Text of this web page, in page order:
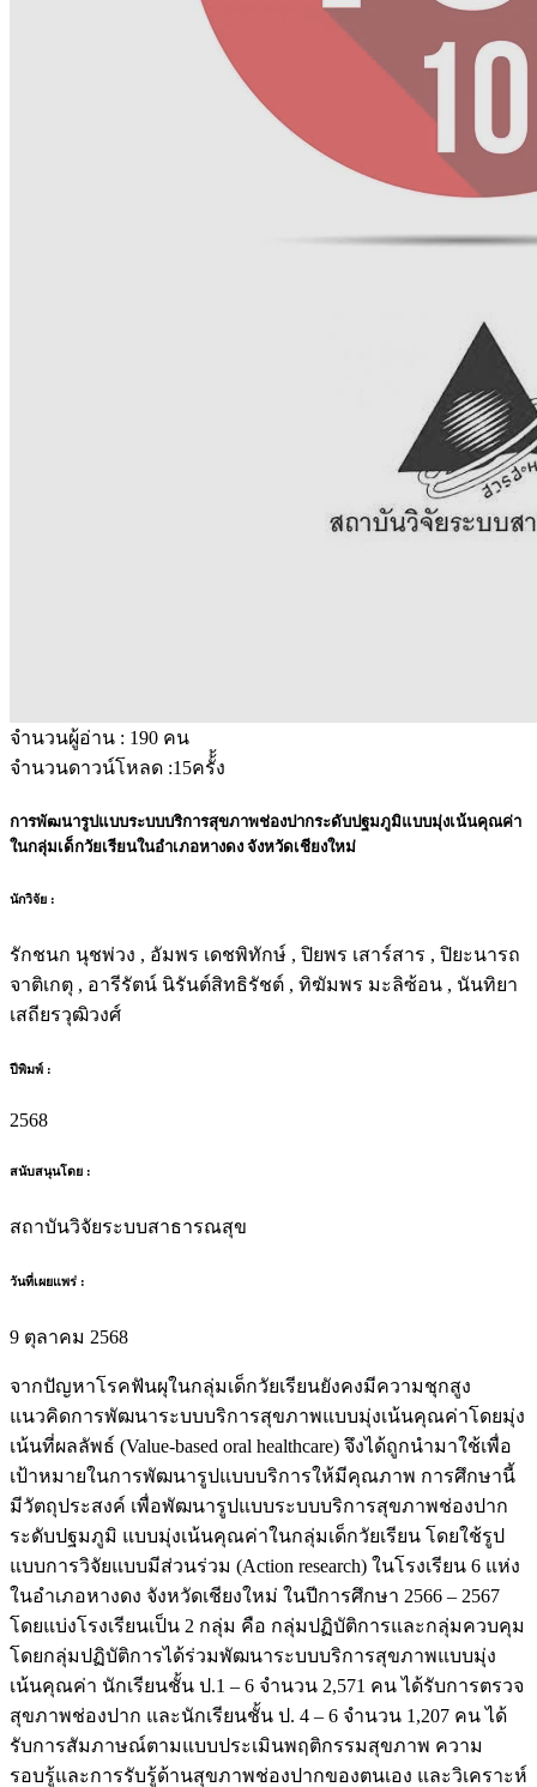
จำนวนผู้อ่าน : 190 คน
จำนวนดาวน์โหลด :15ครั้้ง
การพัฒนารูปแบบระบบบริการสุขภาพช่องปากระดับปฐมภูมิแบบมุ่งเน้นคุณค่า
ในกลุ่มเด็กวัยเรียนในอำเภอหางดง จังหวัดเชียงใหม่
นักวิจัย :
รักชนก นุชพ่วง , อัมพร เดชพิทักษ์ , ปิยพร เสาร์สาร , ปิยะนารถ
จาติเกตุ , อารีรัตน์ นิรันต์สิทธิรัชต์ , ทิฆัมพร มะลิซ้อน , นันทิยา
เสถียรวุฒิวงศ์
ปีพิมพ์ :
2568
สนับสนุนโดย :
สถาบันวิจัยระบบสาธารณสุข
วันที่เผยแพร่ :
9 ตุลาคม 2568
จากปัญหาโรคฟันผุในกลุ่มเด็กวัยเรียนยังคงมีความชุกสูง
แนวคิดการพัฒนาระบบบริการสุขภาพแบบมุ่งเน้นคุณค่าโดยมุ่ง
เน้นที่ผลลัพธ์ (Value-based oral healthcare) จึงได้ถูกนำมาใช้เพื่อ
เป้าหมายในการพัฒนารูปแบบบริการให้มีคุณภาพ การศึกษานี้
มีวัตถุประสงค์ เพื่อพัฒนารูปแบบระบบบริการสุขภาพช่องปาก
ระดับปฐมภูมิ แบบมุ่งเน้นคุณค่าในกลุ่มเด็กวัยเรียน โดยใช้รูป
แบบการวิจัยแบบมีส่วนร่วม (Action research) ในโรงเรียน 6 แห่ง
ในอำเภอหางดง จังหวัดเชียงใหม่ ในปีการศึกษา 2566 – 2567
โดยแบ่งโรงเรียนเป็น 2 กลุ่ม คือ กลุ่มปฏิบัติการและกลุ่มควบคุม
โดยกลุ่มปฏิบัติการได้ร่วมพัฒนาระบบบริการสุขภาพแบบมุ่ง
เน้นคุณค่า นักเรียนชั้น ป.1 – 6 จำนวน 2,571 คน ได้รับการตรวจ
สุขภาพช่องปาก และนักเรียนชั้น ป. 4 – 6 จำนวน 1,207 คน ได้
รับการสัมภาษณ์ตามแบบประเมินพฤติกรรมสุขภาพ ความ
รอบรู้และการรับรู้ด้านสุขภาพช่องปากของตนเอง และวิเคราะห์